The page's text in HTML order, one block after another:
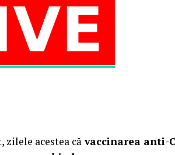
zilele acestea căvaccinarea anti-